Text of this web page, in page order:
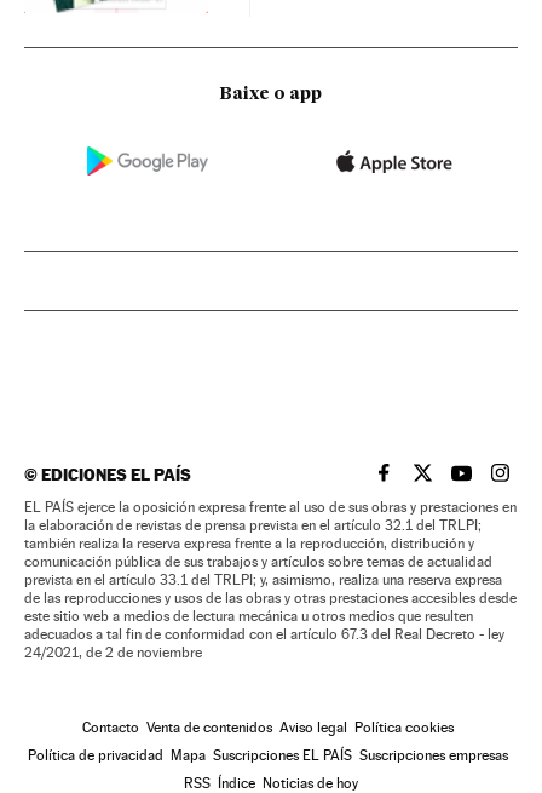
Baixe o app
©EDICIONES EL PAÍS EL PAÍS BRASIL EN
EL PAÍSEL PAÍS
EL
EL PAÍS ejerce la oposición expresa frente al uso de sus obras y prestaciones en
la elaboración de revistas de prensa prevista en el artículo 32.1 del TRLPI;
también realiza la reserva expresa frente a la reproducción, distribución y
comunicación pública de sus trabajos y artículos sobre temas de actualidad
prevista en el artículo 33.1 del TRLPI; y, asimismo, realiza una reserva expresa
de las reproducciones y usos de las obras y otras prestaciones accesibles desde
este sitio web a medios de lectura mecánica u otros medios que resulten
adecuados a tal fin de conformidad con el artículo 67.3 del Real Decreto - ley
24/2021, de 2 de noviembre
Contacto Venta de contenidos Aviso legal Política cookies
Política de privacidad Mapa Suscripciones EL PAÍS Suscripciones empresas
RSS Índice Noticias de hoy